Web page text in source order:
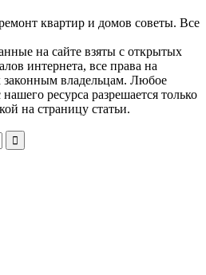
квартир и домов советы. Все
на сайте взяты с открытых
интернета, все права на
законным владельцам. Любое
ресурса разрешается только
на страницу статьи.